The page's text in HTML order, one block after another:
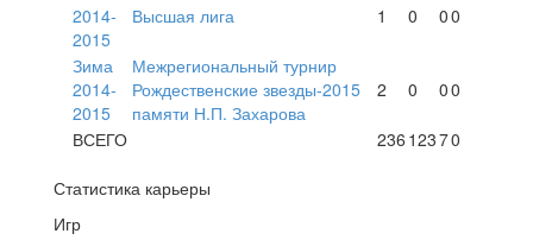
2014-
2015
Высшая лига 1 0 00
Зима
2014-
2015
Межрегиональный турнир
Рождественские звезды-2015
памяти Н.П. Захарова
2 0 00
ВСЕГО 236 12370
Статистика карьеры
Игр